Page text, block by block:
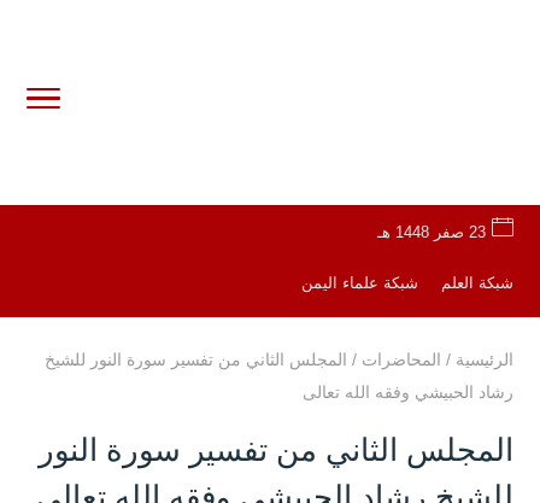
23 صفر 1448 هـ
شبكة العلم شبكة علماء اليمن
الرئيسية / المحاضرات / المجلس الثاني من تفسير سورة النور للشيخ
رشاد الحبيشي وفقه الله تعالى
المجلس الثاني من تفسير سورة النور